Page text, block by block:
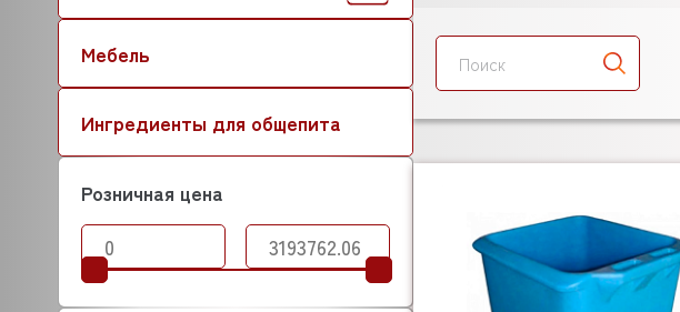
Мебель
Ингредиенты для общепита
Розничная цена